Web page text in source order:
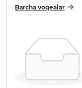
Barcha voqealar